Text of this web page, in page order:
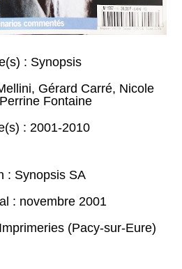
: Synopsis
, Gérard Carré, Nicole
Perrine Fontaine
: 2001-2010
: Synopsis SA
: novembre 2001
(Pacy-sur-Eure)